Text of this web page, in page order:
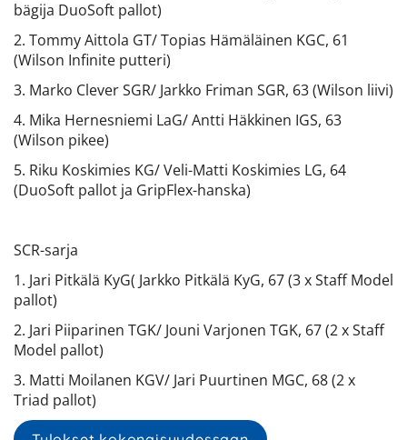
bägija DuoSoft pallot)
2. Tommy Aittola GT/ Topias Hämäläinen KGC, 61
(Wilson Infinite putteri)
3. Marko Clever SGR/ Jarkko Friman SGR, 63 (Wilson liivi)
4. Mika Hernesniemi LaG/ Antti Häkkinen IGS, 63
(Wilson pikee)
5. Riku Koskimies KG/ Veli-Matti Koskimies LG, 64
(DuoSoft pallot ja GripFlex-hanska)
SCR-sarja
1. Jari Pitkälä KyG( Jarkko Pitkälä KyG, 67 (3 x Staff Model
pallot)
2. Jari Piiparinen TGK/ Jouni Varjonen TGK, 67 (2 x Staff
Model pallot)
3. Matti Moilanen KGV/ Jari Puurtinen MGC, 68 (2 x
Triad pallot)